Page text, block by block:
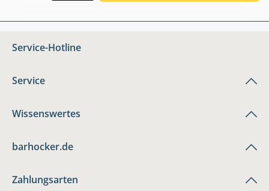
Service-Hotline
Service
Wissenswertes
barhocker.de
Zahlungsarten